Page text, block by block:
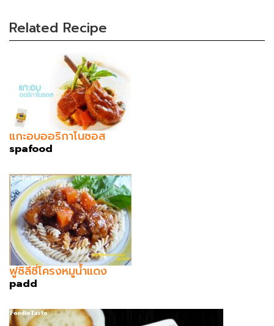
Related Recipe
แกะอบออริกาโนซอส
spafood
ฟูซิลีซี่โครงหมูน้ำแดง
padd